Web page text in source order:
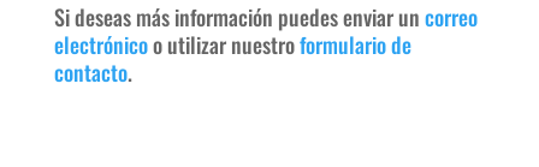
Si deseas más información puedes enviar uncorreo
electrónicoo utilizar nuestroformulario de
contacto.